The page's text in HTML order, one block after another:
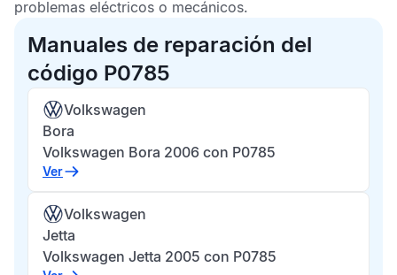
problemas eléctricos o mecánicos.
Manuales de reparación del
código P0785
Volkswagen
Bora
Volkswagen Bora 2006 con P0785
Ver
Volkswagen
Jetta
Volkswagen Jetta 2005 con P0785